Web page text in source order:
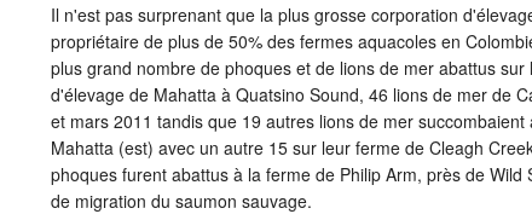
Il n'est pas surprenant que la plus grosse corporation
propriétaire de plus de 50% des fermes aquacoles en
plus grand nombre de phoques et de lions de mer abattus
d'élevage de Mahatta à Quatsino Sound, 46 lions de mer de
et mars 2011 tandis que 19 autres lions de mer
Mahatta (est) avec un autre 15 sur leur ferme de Cleagh
phoques furent abattus à la ferme de Philip Arm, près de
de migration du saumon sauvage.